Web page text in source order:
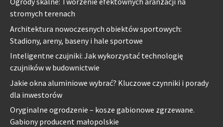
stromych terenach
Architektura nowoczesnych obiektów sportowych:
Stadiony, areny, baseny i hale sportowe
Inteligentne czujniki: Jak wykorzystać technologię
czujników w budownictwie
Jakie okna aluminiowe wybrać? Kluczowe czynniki i porady
dla inwestorów
Oryginalne ogrodzenie – kosze gabionowe zgrzewane.
Gabiony producent małopolskie